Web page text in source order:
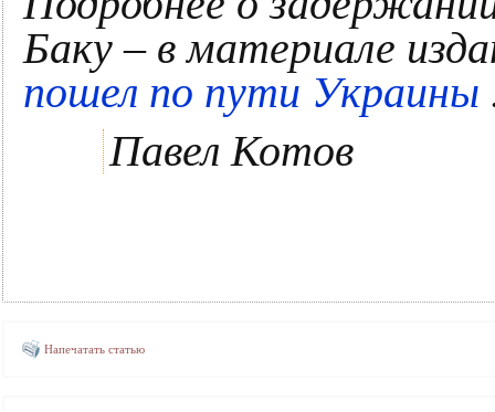
Баку – в материале
пошел по пути Украины
Павел Котов
Напечатать статью